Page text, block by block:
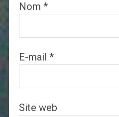
Nom *
E-mail *
Site web